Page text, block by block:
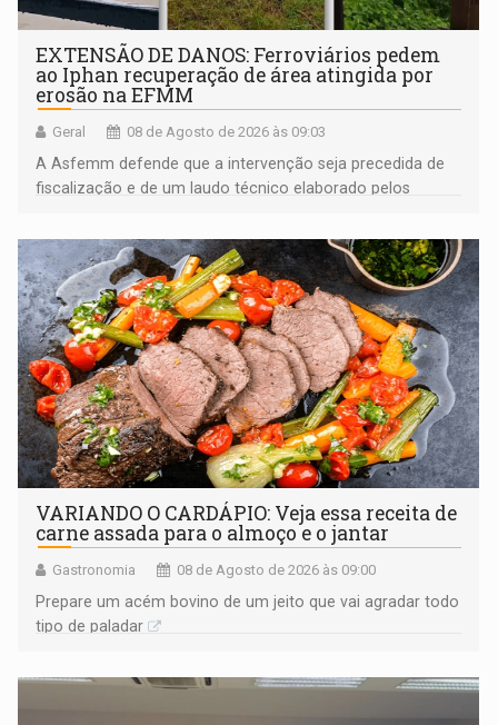
EXTENSÃO DE DANOS: Ferroviários pedem
ao Iphan recuperação de área atingida por
erosão na EFMM
Geral 08 de Agosto de 2026 às 09:03
A Asfemm defende que a intervenção seja precedida de
fiscalização e de um laudo técnico elaborado pelos
VARIANDO O CARDÁPIO: Veja essa receita de
carne assada para o almoço e o jantar
Gastronomia 08 de Agosto de 2026 às 09:00
Prepare um acém bovino de um jeito que vai agradar todo
tipo de paladar